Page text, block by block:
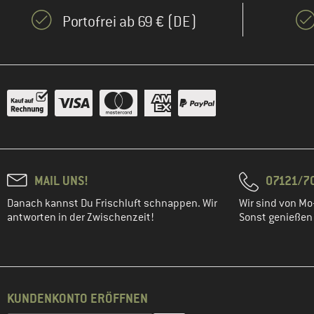
Portofrei ab 69 € (DE)
MAIL UNS!
Danach kannst Du Frischluft schnappen. Wir
antworten in der Zwischenzeit!
07121/
Wir sind von
Sonst
KUNDENKONTO ERÖFFNEN